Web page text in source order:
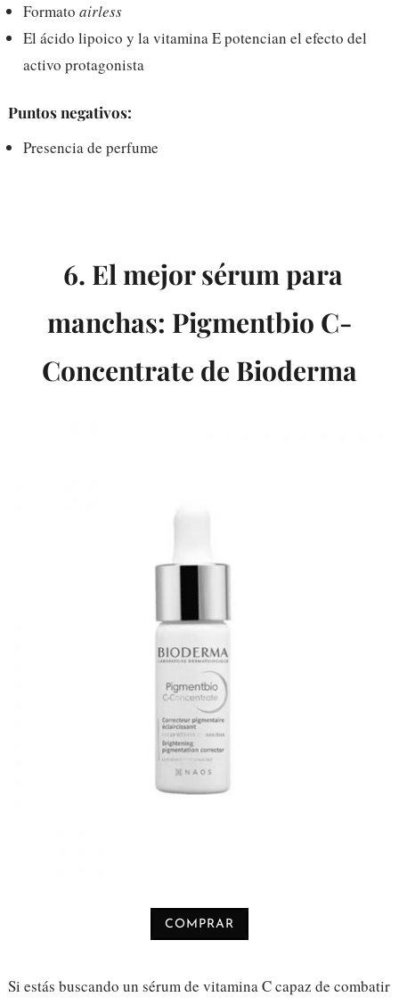
Formato airless
El ácido lipoico y la vitamina E potencian el efecto del
activo protagonista
Puntos negativos:
Presencia de perfume
6. El mejor sérum para
manchas: Pigmentbio C-
Concentrate de Bioderma
COMPRAR
Si estás buscando un sérum de vitamina C capaz de combatir